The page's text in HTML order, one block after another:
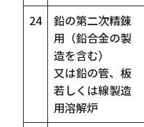
24
鉛の第二次精錬
用（鉛合金の製
造を含む）
又は鉛の管、板
若しくは線製造
用溶解炉